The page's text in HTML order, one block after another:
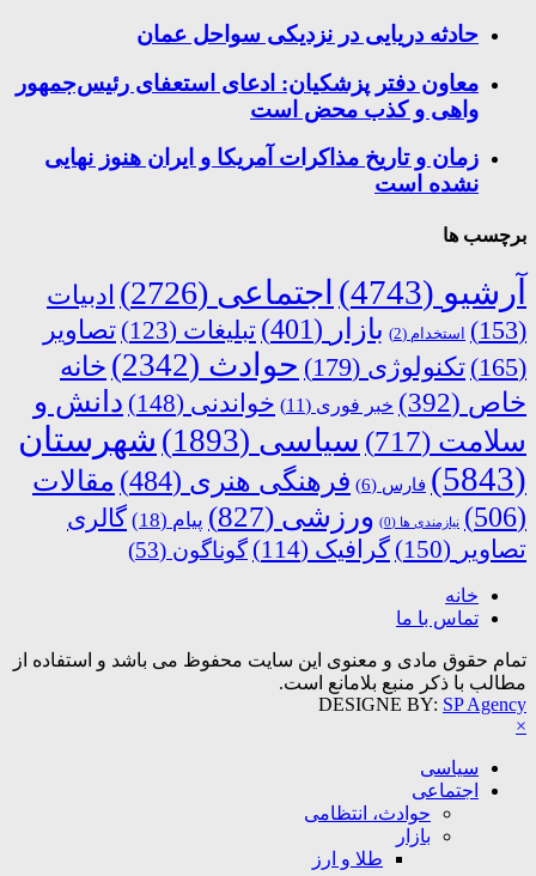
حادثه دریایی در نزدیکی سواحل عمان
معاون دفتر پزشکیان: ادعای استعفای رئیس‌جمهور
واهی و کذب محض است
زمان و تاریخ مذاکرات آمریکا و ایران هنوز نهایی
نشده است
برچسب ها
آرشیو (4743) اجتماعی (2726)
ادبیات
(153)
استخدام (2) بازار (401) تبلیغات (123)
تصاویر
(165)
تکنولوژی (179) حوادث (2342)
خانه
خاص (392) خبر فوری (11) خواندنی (148)
دانش و
سلامت (717) سیاسی (1893)
شهرستان
(5843)
فارس (6) فرهنگی هنری (484)
مقالات
(506)
نیازمندی ها (0) ورزشی (827) پیام (18)
گالری
تصاویر (150) گرافیک (114) گوناگون (53)
خانه
تماس با ما
تمام حقوق مادی و معنوی این سایت محفوظ می باشد و استفاده از
مطالب با ذکر منبع بلامانع است.
DESIGNE BY: SP Agency
×
سیاسی
اجتماعی
حوادث، انتظامی
بازار
طلا و ارز